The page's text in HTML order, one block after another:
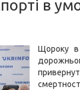
в
Щороку в